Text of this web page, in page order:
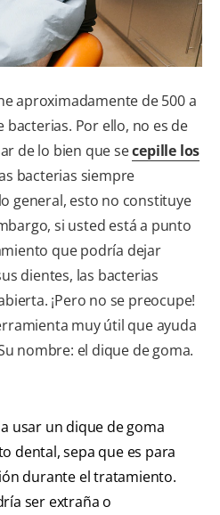
aproximadamente de 500 a
bacterias. Por ello, no es de
de lo bien que secepille los
bacterias siempre
general, esto no constituye
si usted está a punto
que podría dejar
dientes, las bacterias
¡Pero no se preocupe!
muy útil que ayuda
nombre: el dique de goma.
usar un dique de goma
dental, sepa que es para
durante el tratamiento.
ser extraña o